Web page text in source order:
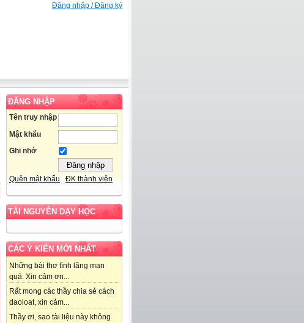
Đăng nhập / Đăng ký
ĐĂNG NHẬP
Tên truy nhập
Mật khẩu
Ghi nhớ
Quên mật khẩu ĐK thành viên
TÀI NGUYÊN DẠY HỌC
CÁC Ý KIẾN MỚI NHẤT
Những bài thơ tình lãng mạn
quá. Xin cảm ơn...
Rất mong các thầy chia sẻ cách
daoloat, xin cảm...
Thầy ơi, sao tài liệu này không